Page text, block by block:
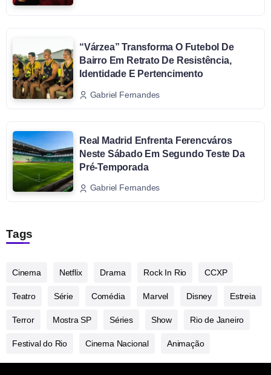
“Várzea” Transforma O Futebol De
Bairro Em Retrato De Resistência,
Identidade E Pertencimento
Gabriel Fernandes
Real Madrid Enfrenta Ferencváros
Neste Sábado Em Segundo Teste Da
Pré-Temporada
Gabriel Fernandes
Tags
Cinema Netflix Drama Rock In Rio CCXP
Teatro Série Comédia Marvel Disney Estreia
Terror Mostra SP Séries Show Rio de Janeiro
Festival do Rio Cinema Nacional Animação